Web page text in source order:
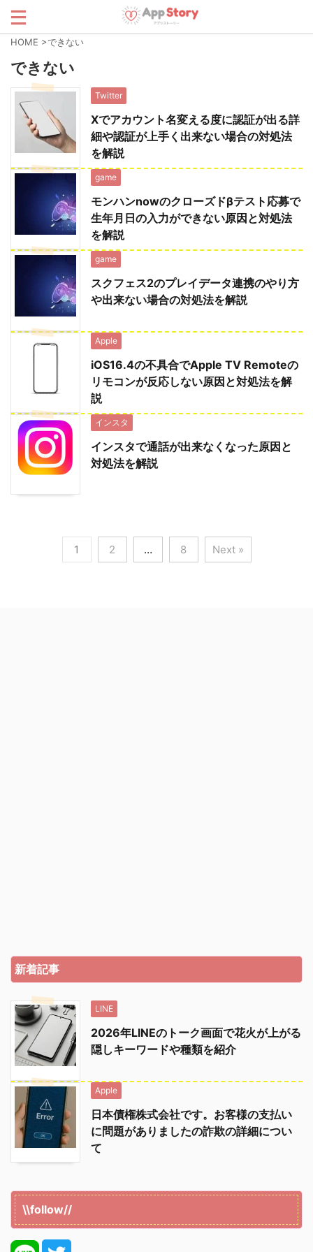
HOME >できない
できない
Twitter
Xでアカウント名変える度に認証が出る詳
細や認証が上手く出来ない場合の対処法
を解説
game
モンハンnowのクローズドβテスト応募で
生年月日の入力ができない原因と対処法
を解説
game
スクフェス2のプレイデータ連携のやり方
や出来ない場合の対処法を解説
Apple
iOS16.4の不具合でApple TV Remoteの
リモコンが反応しない原因と対処法を解
説
インスタ
インスタで通話が出来なくなった原因と
対処法を解説
1 2 … 8 Next »
新着記事
LINE
2026年LINEのトーク画面で花火が上がる
隠しキーワードや種類を紹介
Apple
日本債権株式会社です。お客様の支払い
に問題がありましたの詐欺の詳細につい
て
\\follow//